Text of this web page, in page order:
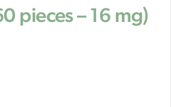
pieces – 16 mg)